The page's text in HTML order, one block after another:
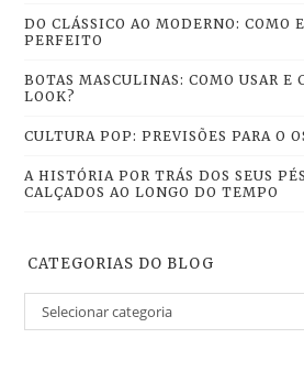
DO CLÁSSICO AO MODERNO: COMO
PERFEITO
BOTAS MASCULINAS: COMO USAR E
LOOK?
CULTURA POP: PREVISÕES PARA O
A HISTÓRIA POR TRÁS DOS SEUS
CALÇADOS AO LONGO DO TEMPO
CATEGORIAS DO BLOG
Selecionar categoria